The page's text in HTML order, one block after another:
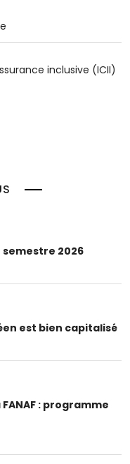
inclusive (ICII)
semestre 2026
est bien capitalisé
: programme